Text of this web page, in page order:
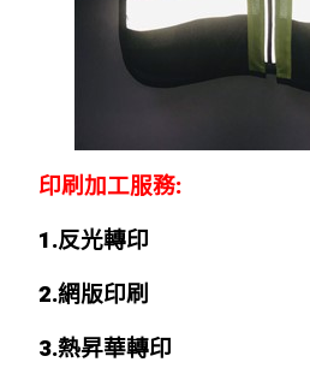
印刷加工服務:
1.反光轉印
2.網版印刷
3.熱昇華轉印